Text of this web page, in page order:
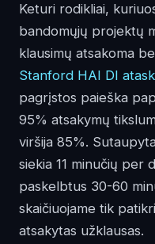
Keturi rodikliai,
bandomųjų projektų
klausimų atsakoma
Stanford HAI DI
pagrįstos paieška
95% atsakymų
viršija 85%.
siekia 11 minučių per
paskelbtus 30-60
skaičiuojame tik
atsakytas užklausas.